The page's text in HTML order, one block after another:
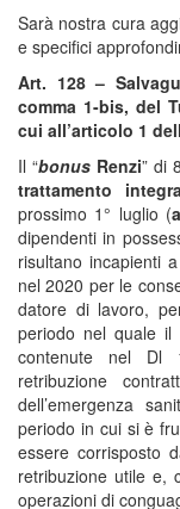
Sarà nostra cura
e specifici
Art. 128 –
comma 1-bis, del
cui all’articolo 1
Il “bonus Renzi” di
trattamento
prossimo 1° luglio (
dipendenti in
risultano incapienti
nel 2020 per le
datore di lavoro,
periodo nel quale il
contenute nel Dl
retribuzione
dell’emergenza
periodo in cui si è
essere corrisposto
retribuzione utile e,
operazioni di